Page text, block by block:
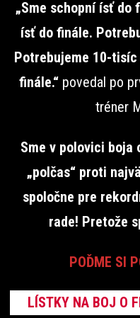
„Sme schopní ísť do
ísť do finále.
Potrebujeme 10-
finále.“ povedal po
tréner
Sme v polovici boja
„polčas“ proti
spoločne pre
rade! Pretože
POĎME SI
LÍSTKY NA BOJ O